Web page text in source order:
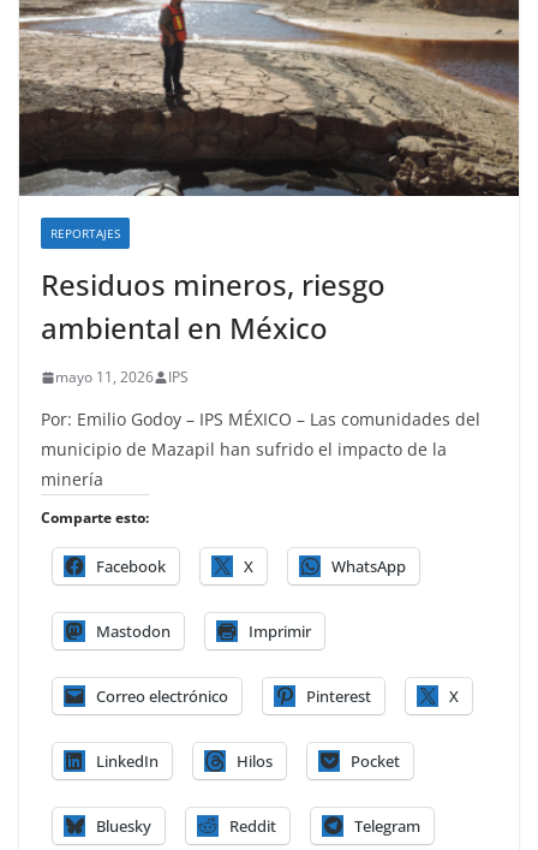
REPORTAJES
Residuos mineros, riesgo
ambiental en México
mayo 11, 2026 IPS
Por: Emilio Godoy – IPS MÉXICO – Las comunidades del
municipio de Mazapil han sufrido el impacto de la
minería
Comparte esto:
Facebook X WhatsApp
Mastodon Imprimir
Correo electrónico Pinterest X
LinkedIn Hilos Pocket
Bluesky Reddit Telegram